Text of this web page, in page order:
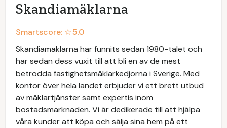
Skandiamäklarna
Smartscore: ☆5.0
Skandiamäklarna har funnits sedan 1980-talet och
har sedan dess vuxit till att bli en av de mest
betrodda fastighetsmäklarkedjorna i Sverige. Med
kontor över hela landet erbjuder vi ett brett utbud
av mäklartjänster samt expertis inom
bostadsmarknaden. Vi är dedikerade till att hjälpa
våra kunder att köpa och sälja sina hem på ett